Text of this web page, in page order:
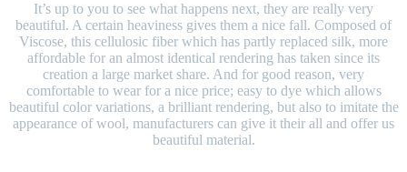
It’s up to you to see what happens next, they are really very
beautiful. A certain heaviness gives them a nice fall. Composed of
Viscose, this cellulosic fiber which has partly replaced silk, more
affordable for an almost identical rendering has taken since its
creation a large market share. And for good reason, very
comfortable to wear for a nice price; easy to dye which allows
beautiful color variations, a brilliant rendering, but also to imitate the
appearance of wool, manufacturers can give it their all and offer us
beautiful material.